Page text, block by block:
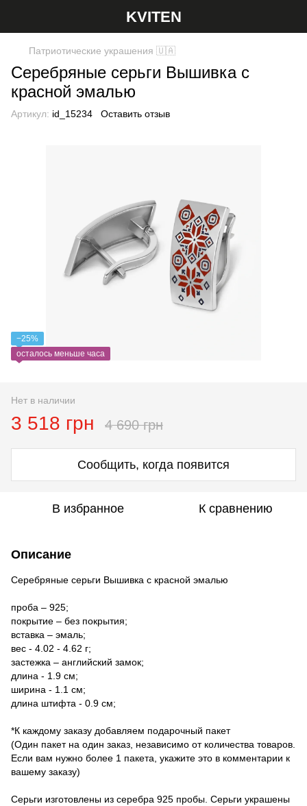
KVITEN
Патриотические украшения 🇺🇦
Серебряные серьги Вышивка с
красной эмалью
Артикул: id_15234 Оставить отзыв
−25%
осталось меньше часа
Нет в наличии
3 518 грн 4 690 грн
Сообщить, когда появится
В избранное К сравнению
Описание
Серебряные серьги Вышивка с красной эмалью
проба – 925;
покрытие – без покрытия;
вставка – эмаль;
вес - 4.02 - 4.62 г;
застежка – английский замок;
длина - 1.9 см;
ширина - 1.1 см;
длина штифта - 0.9 см;
*К каждому заказу добавляем подарочный пакет
(Один пакет на один заказ, независимо от количества товаров.
Если вам нужно более 1 пакета, укажите это в комментарии к
вашему заказу)
Серьги изготовлены из серебра 925 пробы. Серьги украшены